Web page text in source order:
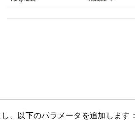
、以下のパラメータを追加します：